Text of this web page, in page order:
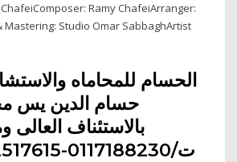
Mastering: Studio Omar SabbaghArtist
الحسام للمحاماه
حسام الدين يس
بالاستئناف
ت/0117188230-0122517615 عقد ب